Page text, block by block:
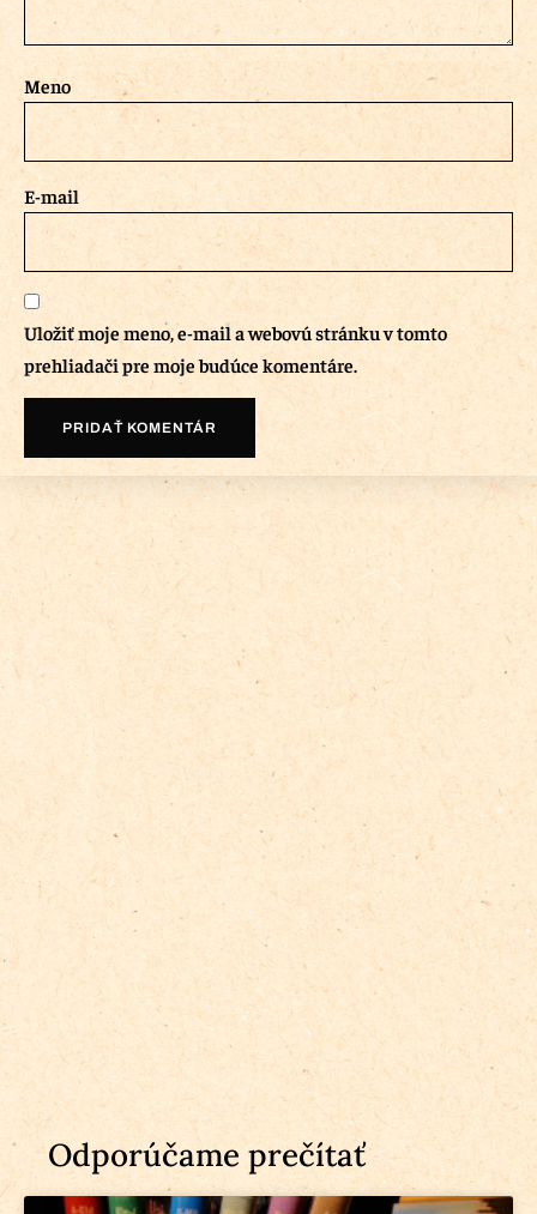
Meno
E-mail
Uložiť moje meno, e-mail a webovú stránku v tomto
prehliadači pre moje budúce komentáre.
Odporúčame prečítať